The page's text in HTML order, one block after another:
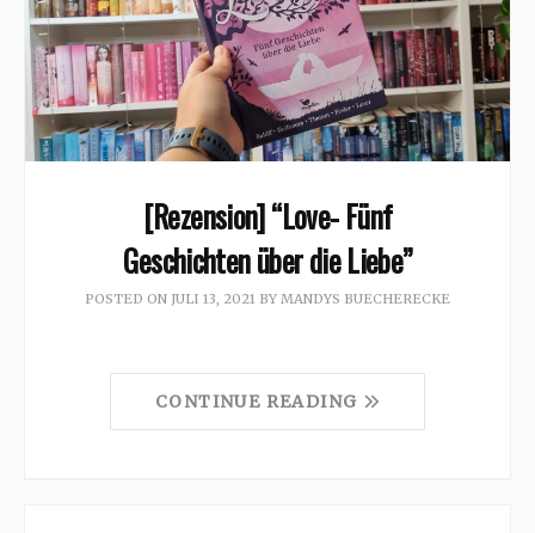
[Rezension] “Love- Fünf
Geschichten über die Liebe”
POSTED ON JULI 13, 2021 BY MANDYS BUECHERECKE
CONTINUE READING